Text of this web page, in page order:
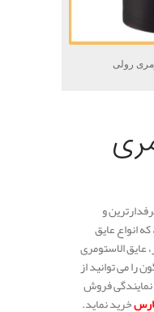
رولی
و
انواع عایق
الاستومری
می توانید از
نمایندگی فروش
خرید نماید.